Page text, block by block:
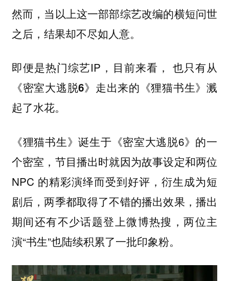
然而，当以上这一部部综艺改编的横短问世
之后，结果却不尽如人意。
即便是热门综艺IP，目前来看， 也只有从
《密室大逃脱6》走出来的《狸猫书生》溅
起了水花。
《狸猫书生》诞生于《密室大逃脱6》的一
个密室，节目播出时就因为故事设定和两位
NPC 的精彩演绎而受到好评，衍生成为短
剧后，两季都取得了不错的播出效果，播出
期间还有不少话题登上微博热搜，两位主
演“书生”也陆续积累了一批印象粉。